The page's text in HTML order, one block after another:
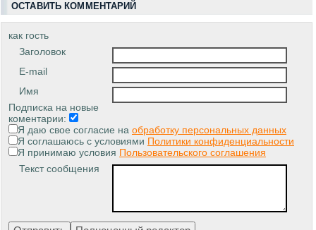
ОСТАВИТЬ КОММЕНТАРИЙ
как гость
Заголовок
E-mail
Имя
Подписка на новые
коментарии:
Я даю свое согласие на обработку персональных данных
Я соглашаюсь с условиями Политики конфиденциальности
Я принимаю условия Пользовательского соглашения
Текст сообщения